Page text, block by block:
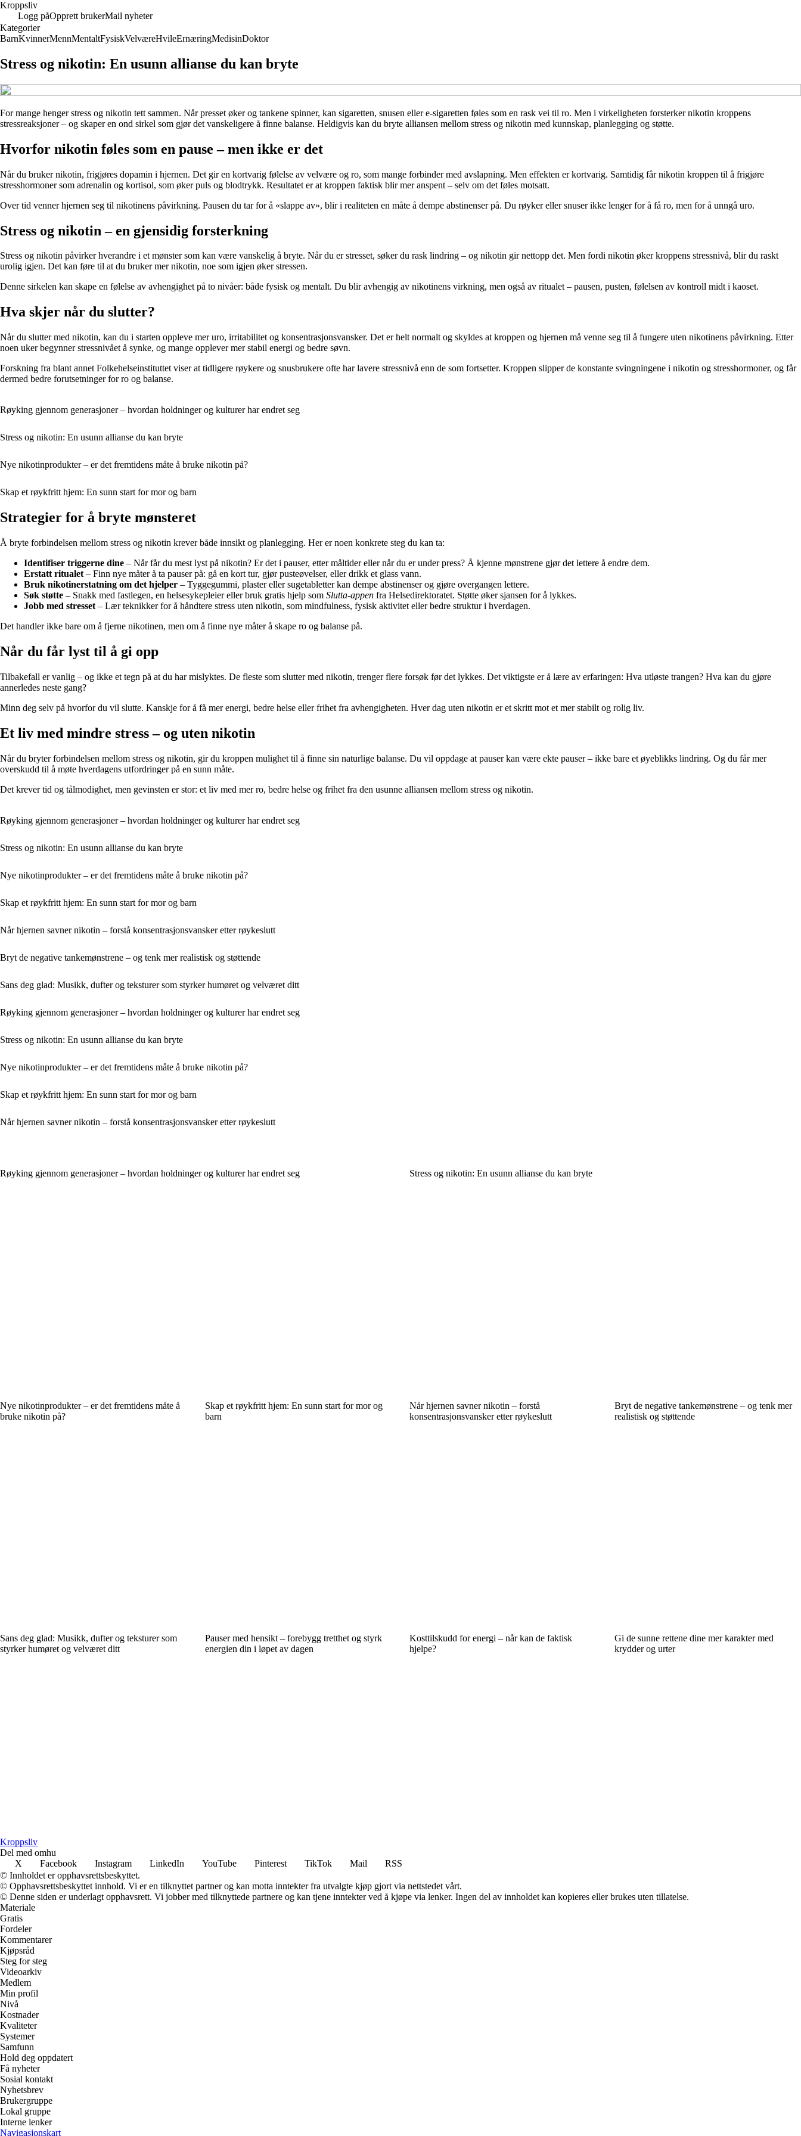
Kroppsliv
Logg påOpprett brukerMail nyheter
Kategorier
BarnKvinnerMennMentaltFysiskVelværeHvileErnæringMedisinDoktor
Stress og nikotin: En usunn allianse du kan bryte
For mange henger stress og nikotin tett sammen. Når presset øker og tankene spinner, kan sigaretten, snusen eller e-sigaretten føles som en rask vei til ro. Men i virkeligheten forsterker nikotin kroppens
stressreaksjoner – og skaper en ond sirkel som gjør det vanskeligere å finne balanse. Heldigvis kan du bryte alliansen mellom stress og nikotin med kunnskap, planlegging og støtte.
Hvorfor nikotin føles som en pause – men ikke er det
Når du bruker nikotin, frigjøres dopamin i hjernen. Det gir en kortvarig følelse av velvære og ro, som mange forbinder med avslapning. Men effekten er kortvarig. Samtidig får nikotin kroppen til å frigjøre
stresshormoner som adrenalin og kortisol, som øker puls og blodtrykk. Resultatet er at kroppen faktisk blir mer anspent – selv om det føles motsatt.
Over tid venner hjernen seg til nikotinens påvirkning. Pausen du tar for å «slappe av», blir i realiteten en måte å dempe abstinenser på. Du røyker eller snuser ikke lenger for å få ro, men for å unngå uro.
Stress og nikotin – en gjensidig forsterkning
Stress og nikotin påvirker hverandre i et mønster som kan være vanskelig å bryte. Når du er stresset, søker du rask lindring – og nikotin gir nettopp det. Men fordi nikotin øker kroppens stressnivå, blir du raskt
urolig igjen. Det kan føre til at du bruker mer nikotin, noe som igjen øker stressen.
Denne sirkelen kan skape en følelse av avhengighet på to nivåer: både fysisk og mentalt. Du blir avhengig av nikotinens virkning, men også av ritualet – pausen, pusten, følelsen av kontroll midt i kaoset.
Hva skjer når du slutter?
Når du slutter med nikotin, kan du i starten oppleve mer uro, irritabilitet og konsentrasjonsvansker. Det er helt normalt og skyldes at kroppen og hjernen må venne seg til å fungere uten nikotinens påvirkning. Etter
noen uker begynner stressnivået å synke, og mange opplever mer stabil energi og bedre søvn.
Forskning fra blant annet Folkehelseinstituttet viser at tidligere røykere og snusbrukere ofte har lavere stressnivå enn de som fortsetter. Kroppen slipper de konstante svingningene i nikotin og stresshormoner, og får
dermed bedre forutsetninger for ro og balanse.
Røyking gjennom generasjoner – hvordan holdninger og kulturer har endret seg
Stress og nikotin: En usunn allianse du kan bryte
Nye nikotinprodukter – er det fremtidens måte å bruke nikotin på?
Skap et røykfritt hjem: En sunn start for mor og barn
Strategier for å bryte mønsteret
Å bryte forbindelsen mellom stress og nikotin krever både innsikt og planlegging. Her er noen konkrete steg du kan ta:
Identifiser triggerne dine – Når får du mest lyst på nikotin? Er det i pauser, etter måltider eller når du er under press? Å kjenne mønstrene gjør det lettere å endre dem.
Erstatt ritualet – Finn nye måter å ta pauser på: gå en kort tur, gjør pusteøvelser, eller drikk et glass vann.
Bruk nikotinerstatning om det hjelper – Tyggegummi, plaster eller sugetabletter kan dempe abstinenser og gjøre overgangen lettere.
Søk støtte – Snakk med fastlegen, en helsesykepleier eller bruk gratis hjelp som Slutta-appen fra Helsedirektoratet. Støtte øker sjansen for å lykkes.
Jobb med stresset – Lær teknikker for å håndtere stress uten nikotin, som mindfulness, fysisk aktivitet eller bedre struktur i hverdagen.
Det handler ikke bare om å fjerne nikotinen, men om å finne nye måter å skape ro og balanse på.
Når du får lyst til å gi opp
Tilbakefall er vanlig – og ikke et tegn på at du har mislyktes. De fleste som slutter med nikotin, trenger flere forsøk før det lykkes. Det viktigste er å lære av erfaringen: Hva utløste trangen? Hva kan du gjøre
annerledes neste gang?
Minn deg selv på hvorfor du vil slutte. Kanskje for å få mer energi, bedre helse eller frihet fra avhengigheten. Hver dag uten nikotin er et skritt mot et mer stabilt og rolig liv.
Et liv med mindre stress – og uten nikotin
Når du bryter forbindelsen mellom stress og nikotin, gir du kroppen mulighet til å finne sin naturlige balanse. Du vil oppdage at pauser kan være ekte pauser – ikke bare et øyeblikks lindring. Og du får mer
overskudd til å møte hverdagens utfordringer på en sunn måte.
Det krever tid og tålmodighet, men gevinsten er stor: et liv med mer ro, bedre helse og frihet fra den usunne alliansen mellom stress og nikotin.
Røyking gjennom generasjoner – hvordan holdninger og kulturer har endret seg
Stress og nikotin: En usunn allianse du kan bryte
Nye nikotinprodukter – er det fremtidens måte å bruke nikotin på?
Skap et røykfritt hjem: En sunn start for mor og barn
Når hjernen savner nikotin – forstå konsentrasjonsvansker etter røykeslutt
Bryt de negative tankemønstrene – og tenk mer realistisk og støttende
Sans deg glad: Musikk, dufter og teksturer som styrker humøret og velværet ditt
Røyking gjennom generasjoner – hvordan holdninger og kulturer har endret seg
Stress og nikotin: En usunn allianse du kan bryte
Nye nikotinprodukter – er det fremtidens måte å bruke nikotin på?
Skap et røykfritt hjem: En sunn start for mor og barn
Når hjernen savner nikotin – forstå konsentrasjonsvansker etter røykeslutt
Røyking gjennom generasjoner – hvordan holdninger og kulturer har endret seg Stress og nikotin: En usunn allianse du kan bryte
Nye nikotinprodukter – er det fremtidens måte å
bruke nikotin på?
Skap et røykfritt hjem: En sunn start for mor og
barn
Når hjernen savner nikotin – forstå
konsentrasjonsvansker etter røykeslutt
Bryt de negative tankemønstrene – og tenk mer
realistisk og støttende
Sans deg glad: Musikk, dufter og teksturer som
styrker humøret og velværet ditt
Pauser med hensikt – forebygg tretthet og styrk
energien din i løpet av dagen
Kosttilskudd for energi – når kan de faktisk
hjelpe?
Gi de sunne rettene dine mer karakter med
krydder og urter
Kroppsliv
Del med omhu
X
Facebook Instagram LinkedIn YouTube Pinterest TikTok Mail
RSS
© Innholdet er opphavsrettsbeskyttet.
© Opphavsrettsbeskyttet innhold. Vi er en tilknyttet partner og kan motta inntekter fra utvalgte kjøp gjort via nettstedet vårt.
© Denne siden er underlagt opphavsrett. Vi jobber med tilknyttede partnere og kan tjene inntekter ved å kjøpe via lenker. Ingen del av innholdet kan kopieres eller brukes uten tillatelse.
Materiale
Gratis
Fordeler
Kommentarer
Kjøpsråd
Steg for steg
Videoarkiv
Medlem
Min profil
Nivå
Kostnader
Kvaliteter
Systemer
Samfunn
Hold deg oppdatert
Få nyheter
Sosial kontakt
Nyhetsbrev
Brukergruppe
Lokal gruppe
Interne lenker
Navigasjonskart